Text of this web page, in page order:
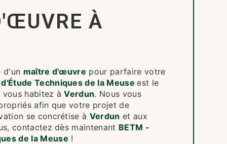
À
d'un maître d'œuvre pour parfaire votre
Techniques de la Meuseest le
vous habitez àVerdun. Nous vous
afin que votre projet de
se concrétise à Verdun et aux
contactez dès maintenant BETM -
de la Meuse !